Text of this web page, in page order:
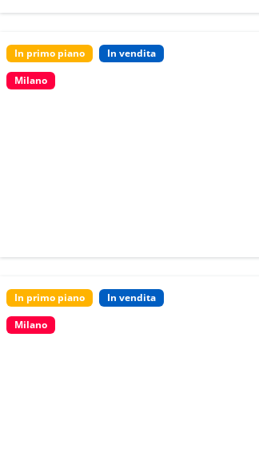
In primo piano
In vendita
Milano
In primo piano
In vendita
Milano